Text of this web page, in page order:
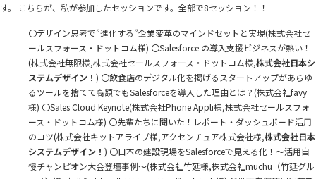
す。 こちらが、私が参加したセッションです。全部で8セッション！！
〇デザイン思考で”進化する”企業変革のマインドセットと実現(株式会社セ
ールスフォース・ドットコム様) 〇Salesforce の導入支援ビジネスが熱い！
(株式会社無限様,株式会社セールスフォース・ドットコム様,株式会社日本シ
ステムデザイン！ ) 〇飲食店のデジタル化を掲げるスタートアップがあらゆ
るツールを捨てて高額でもSalesforceを導入した理由とは？(株式会社favy
様) 〇Sales Cloud Keynote(株式会社Phone Appli様,株式会社セールスフォ
ース・ドットコム様) 〇先輩たちに聞いた！レポート・ダッシュボード活用
のコツ(株式会社キットアライブ様,アクセンチュア株式会社様,株式会社日本
システムデザイン！ ) 〇日本の建設現場をSalesforceで見える化！〜活用自
慢チャンピオン大会登壇事例〜(株式会社竹延様,株式会社muchu（竹延グル